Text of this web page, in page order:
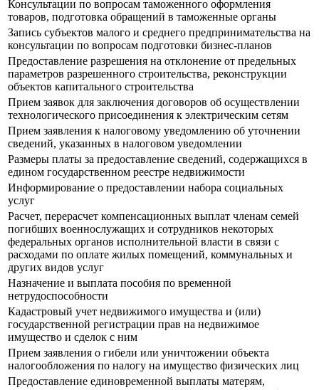
Консультации по вопросам таможенного оформления
товаров, подготовка обращений в таможенные органы
Запись субъектов малого и среднего предпринимательства на
консультации по вопросам подготовки бизнес-планов
Предоставление разрешения на отклонение от предельных
параметров разрешенного строительства, реконструкции
объектов капитального строительства
Прием заявок для заключения договоров об осуществлении
технологического присоединения к электрическим сетям
Прием заявления к налоговому уведомлению об уточнении
сведений, указанных в налоговом уведомлении
Размеры платы за предоставление сведений, содержащихся в
едином государственном реестре недвижимости
Информирование о предоставлении набора социальных
услуг
Расчет, перерасчет компенсационных выплат членам семей
погибших военнослужащих и сотрудников некоторых
федеральных органов исполнительной власти в связи с
расходами по оплате жилых помещений, коммунальных и
других видов услуг
Назначение и выплата пособия по временной
нетрудоспособности
Кадастровый учет недвижимого имущества и (или)
государственной регистрации прав на недвижимое
имущество и сделок с ним
Прием заявления о гибели или уничтожении объекта
налогообложения по налогу на имущество физических лиц
Предоставление единовременной выплаты матерям,